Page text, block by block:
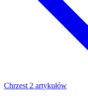
Chrzest 2 artykułów